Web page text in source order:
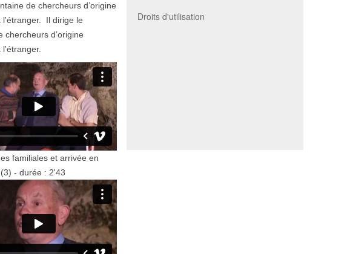
de chercheurs d’origine
l'étranger. Il dirige le
chercheurs d’origine
familiales et arrivée en
- durée : 2'43
Droits d'utilisation